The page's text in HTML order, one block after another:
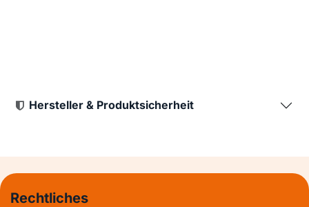
Hersteller & Produktsicherheit
Rechtliches